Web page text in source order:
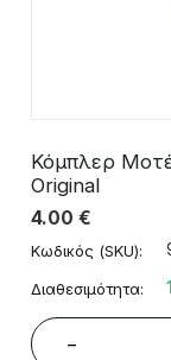
Κόμπλερ
Original
4.00 €
Κωδικός (SKU):
Διαθεσιμότητα:
−